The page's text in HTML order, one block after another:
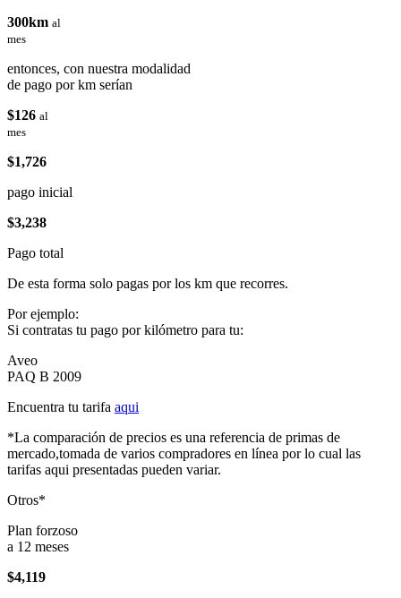
300km al
mes
entonces, con nuestra modalidad
de pago por km serían
$126 al
mes
$1,726
pago inicial
$3,238
Pago total
De esta forma solo pagas por los km que recorres.
Por ejemplo:
Si contratas tu pago por kilómetro para tu:
Aveo
PAQ B 2009
Encuentra tu tarifa aqui
*La comparación de precios es una referencia de primas de
mercado,tomada de varios compradores en línea por lo cual las
tarifas aqui presentadas pueden variar.
Otros*
Plan forzoso
a 12 meses
$4,119